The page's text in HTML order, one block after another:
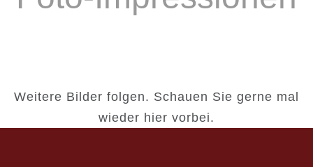
Weitere Bilder folgen. Schauen Sie gerne mal
wieder hier vorbei.